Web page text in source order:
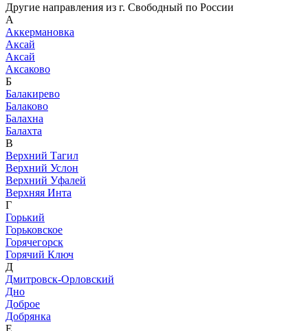
Другие направления из г. Свободный по России
А
Аккермановка
Аксай
Аксай
Аксаково
Б
Балакирево
Балаково
Балахна
Балахта
В
Верхний Тагил
Верхний Услон
Верхний Уфалей
Верхняя Инта
Г
Горький
Горьковское
Горячегорск
Горячий Ключ
Д
Дмитровск-Орловский
Дно
Доброе
Добрянка
Е